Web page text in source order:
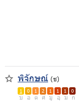
พิจักษณ์ (ช)
1 0 1 2 1 1 1 0
บ อ ด ศ มู อุ ม ก